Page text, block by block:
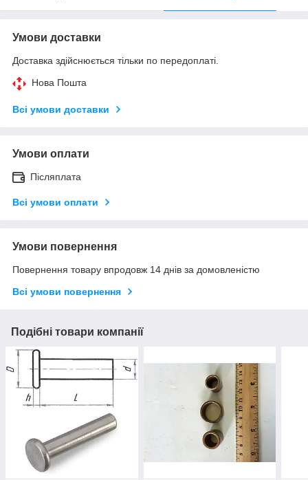
Умови доставки
Доставка здійснюється тільки по передоплаті.
Нова Пошта
Всі умови доставки
Умови оплати
Післяплата
Всі умови оплати
Умови повернення
Повернення товару впродовж 14 днів за домовленістю
Всі умови повернення
Подібні товари компанії